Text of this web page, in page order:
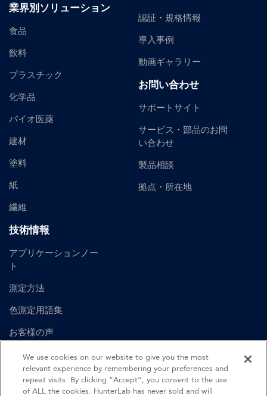
業界別ソリューション
食品
飲料
プラスチック
化学品
バイオ医薬
建材
塗料
紙
繊維
技術情報
アプリケーションノー
ト
測定方法
色測定用語集
お客様の声
ユーザーマニュアル
認証・規格情報
導入事例
動画ギャラリー
お問い合わせ
サポートサイト
サービス・部品のお問
い合わせ
製品相談
拠点・所在地
We use cookies on our website to give you the most
relevant experience by remembering your preferences and
repeat visits. By clicking “Accept”, you consent to the use
of ALL the cookies. HunterLab has never sold and will